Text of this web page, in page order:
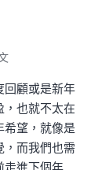
回顧或是新年
，也就不太在
希望，就像是
，而我們也需